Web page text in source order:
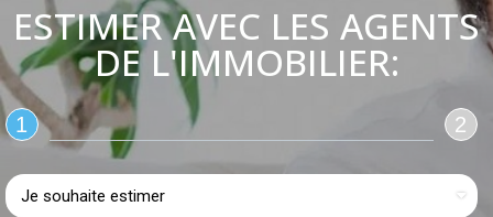
ESTIMER AVEC LES AGENTS
DE L'IMMOBILIER:
1 2